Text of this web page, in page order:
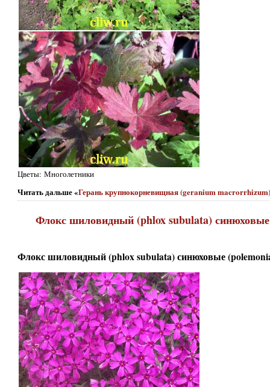
Цветы: Многолетники
Читать дальше «Герань крупнокорневищная (geranium
Флокс шиловидный (phlox subulata) синюховые
Флокс шиловидный (phlox subulata) синюховые